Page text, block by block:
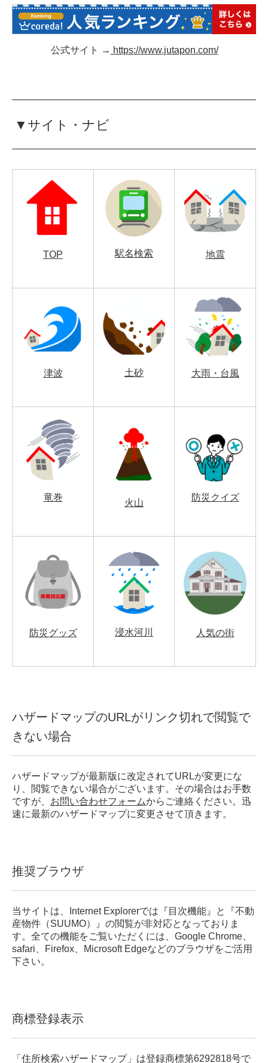
公式サイト → https://www.jutapon.com/
▼サイト・ナビ
TOP 駅名検索 地震
津波 土砂 大雨・台風
竜巻
火山
防災クイズ
防災グッズ 浸水河川 人気の街
ハザードマップのURLがリンク切れで閲覧で
きない場合
ハザードマップが最新版に改定されてURLが変更にな
り、閲覧できない場合がございます。その場合はお手数
ですが、 お問い合わせフォームからご連絡ください。迅
速に最新のハザードマップに変更させて頂きます。
推奨ブラウザ
当サイトは、Internet Explorerでは『目次機能』と『不動
産物件（SUUMO）』の閲覧が非対応となっておりま
す。全ての機能をご覧いただくには、Google Chrome、
safari、Firefox、Microsoft Edgeなどのブラウザをご活用
下さい。
商標登録表示
「住所検索ハザードマップ」は登録商標第6292818号で